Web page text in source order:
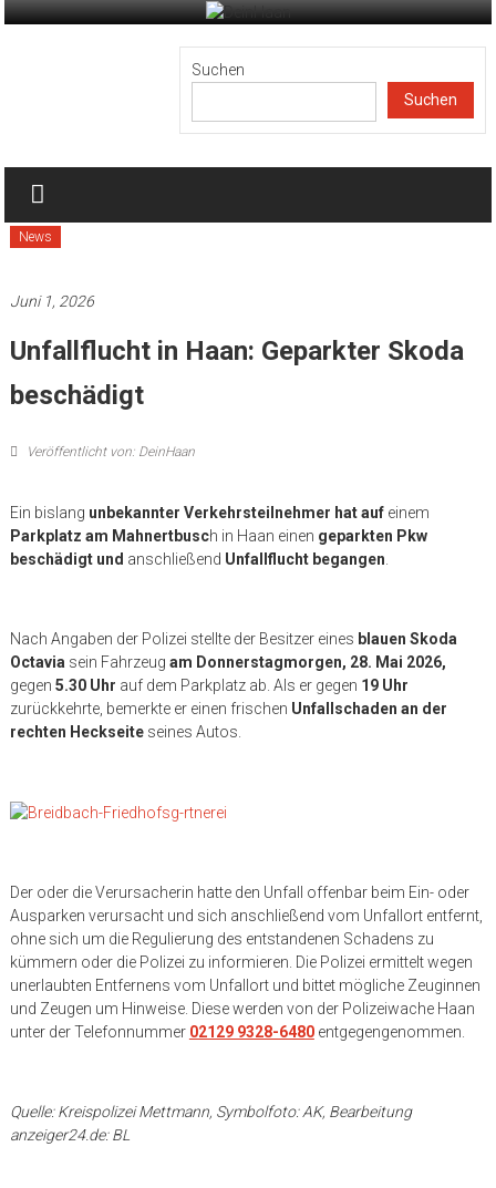
Zum
Suchen
Suchen
News
Juni 1, 2026
Unfallflucht in Haan: Geparkter Skoda
beschädigt
Veröffentlicht von: DeinHaan
Ein bislang unbekannter Verkehrsteilnehmer hat aufeinem
Parkplatz am Mahnertbusch in Haan einen geparkten Pkw
beschädigt und anschließend Unfallflucht begangen
Nach Angaben der Polizei stellte der Besitzer eines blauen Skoda
Octavia sein Fahrzeug am Donnerstagmorgen, 28. Mai 2026,
gegen 5.30 Uhr auf dem Parkplatz ab. Als er gegen 19 Uhr
zurückkehrte, bemerkte er einen frischen Unfallschaden an der
rechten Heckseiteseines Autos.
Der oder die Verursacherin hatte den Unfall offenbar beim Ein- oder
Ausparken verursacht und sich anschließend vom Unfallort entfernt,
ohne sich um die Regulierung des entstandenen Schadens zu
kümmern oder die Polizei zu informieren. Die Polizei ermittelt wegen
unerlaubten Entfernens vom Unfallort und bittet mögliche Zeuginnen
und Zeugen um Hinweise. Diese werden von der Polizeiwache Haan
unter der Telefonnummer 02129 9328-6480entgegengenommen.
Quelle: Kreispolizei Mettmann, Symbolfoto: AK, Bearbeitung
anzeiger24.de: BL